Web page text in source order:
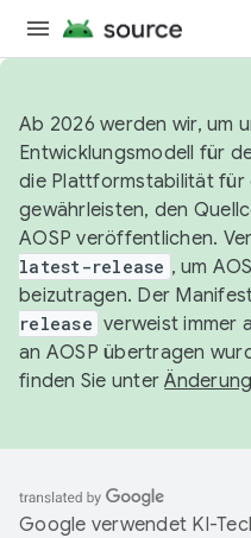
Ab 2026 werden wir, um
Entwicklungsmodell für
die Plattformstabilität für
gewährleisten, den
AOSP veröffentlichen.
latest-release , um
beizutragen. Der
release verweist immer
an AOSP übertragen
finden Sie unter
Google verwendet KI-